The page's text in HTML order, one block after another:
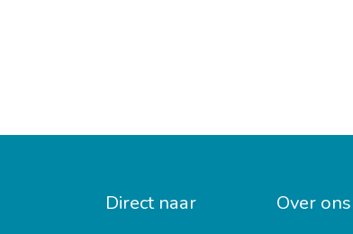
Direct naar Over ons